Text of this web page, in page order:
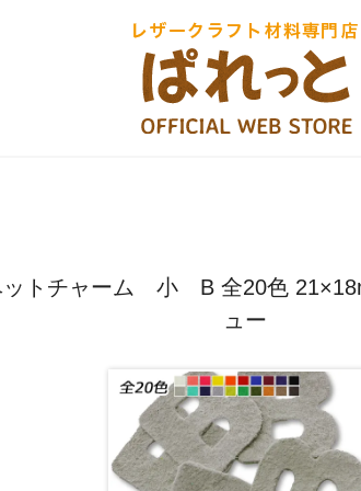
ットチャーム 小 B 全20色
ュー